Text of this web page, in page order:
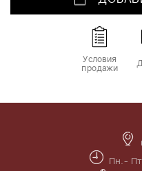
Условия
продажи
Пн.-